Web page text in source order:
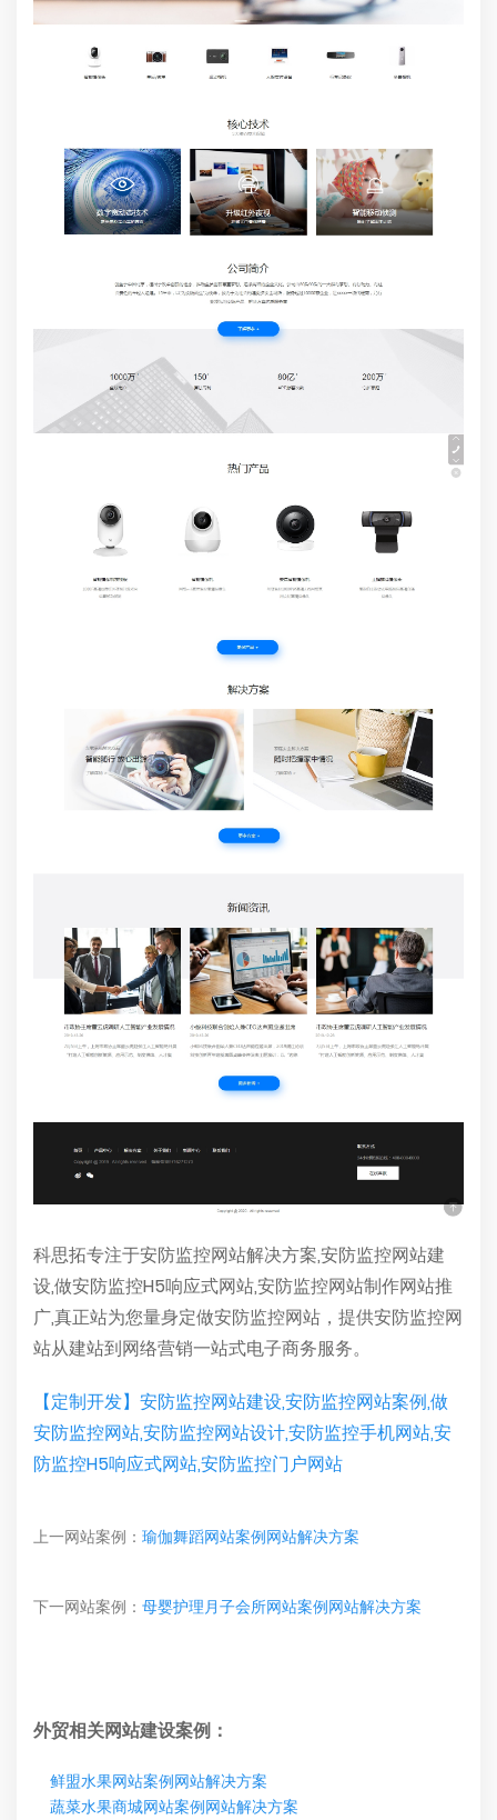
科思拓专注于安防监控网站解决方案,安防监控网站建
设,做安防监控H5响应式网站,安防监控网站制作网站推
广,真正站为您量身定做安防监控网站，提供安防监控网
站从建站到网络营销一站式电子商务服务。
【定制开发】安防监控网站建设,安防监控网站案例,做
安防监控网站,安防监控网站设计,安防监控手机网站,安
防监控H5响应式网站,安防监控门户网站
上一网站案例： 瑜伽舞蹈网站案例网站解决方案
下一网站案例： 母婴护理月子会所网站案例网站解决方案
外贸相关网站建设案例：
鲜盟水果网站案例网站解决方案
蔬菜水果商城网站案例网站解决方案